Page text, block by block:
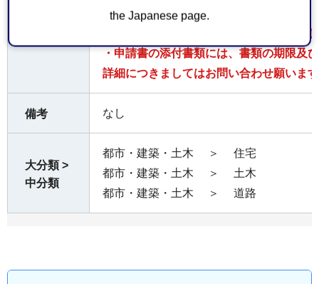
the Japanese page.
す。
・代理人が申請する場合は委任状を添付
・申請書の添付書類には、書類の期限及
詳細につきましてはお問い合わせ願いま
備考 なし
大分類 >
中分類
都市・建築・土木 ＞
住宅
都市・建築・土木
＞
土木
都市・建築・土木
＞ 道路